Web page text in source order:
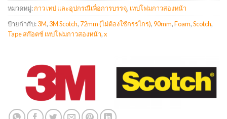
หมวดหมู่:กาว เทป และอุปกรณืเพื่อการบรรจุ, เทปโฟมกาวสองหน้า
ป้ายกำกับ:3M, 3M Scotch, 72mm (ไม่ต้องใช้กรรไกร),90mm,Foam,Scotch,
Tape สก๊อตช์ เทปโฟมกาวสองหน้า,x